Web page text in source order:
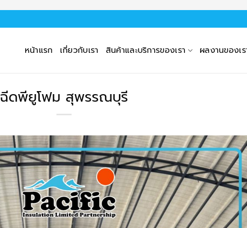
หน้าแรก เกี่ยวกับเรา สินค้าและบริการของเรา ผลงานของเ
ฉีดพียูโฟม สุพรรณบุรี